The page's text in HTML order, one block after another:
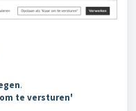
.
te versturen'